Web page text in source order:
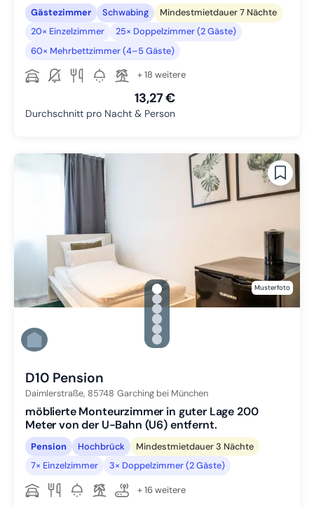
Gästezimmer Schwabing
Mindestmietdauer 7 Nächte
20× Einzelzimmer
25× Doppelzimmer (2 Gäste)
60× Mehrbettzimmer (4–5 Gäste)
+ 18 weitere
13,27 €
Durchschnitt pro Nacht & Person
Musterfoto
gallery.slide_selector
Zu Slide 1 wechseln
Zu Slide 2 wechseln
Zu Slide 3 wechseln
Zu Slide 4 wechseln
Zu Slide 5 wechseln
Zu Slide 6 wechseln
D10 Pension
Daimlerstraße, 85748 Garching bei München
möblierte Monteurzimmer in guter Lage 200
Meter von der U-Bahn (U6) entfernt.
Pension Hochbrück
Mindestmietdauer 3 Nächte
7× Einzelzimmer
3× Doppelzimmer (2 Gäste)
+ 16 weitere